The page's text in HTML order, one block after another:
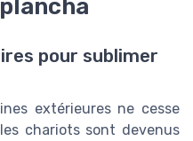
pour sublimer
extérieures ne cesse
chariots sont devenus